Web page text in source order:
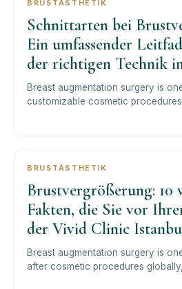
BRUSTÄSTHETIK
Schnittarten bei
Ein umfassender
der richtigen Technik
Clinic Istanbul
Breast augmentation surgery is
customizable cosmetic
BRUSTÄSTHETIK
Brustvergrößerung: 10
Fakten, die Sie vor
der Vivid Clinic
Breast augmentation surgery is
after cosmetic procedures